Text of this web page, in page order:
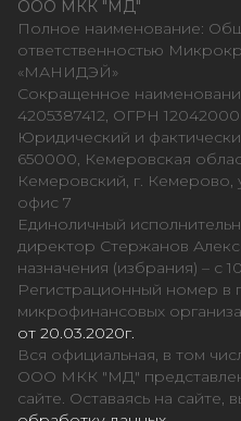
ООО МКК "МД"
Полное наименование:
ответственностью
«МАНИДЭЙ»
Сокращенное
4205387412, ОГРН
Юридический и
650000, Кемеровская
Кемеровский, г. Кемерово,
офис 7
Единоличный
директор Стержанов
назначения (избрания) – с
Регистрационный номер в
микрофинансовых
от 20.03.2020г.
Вся официальная, в том
ООО МКК "МД"
сайте. Оставаясь на сайте,